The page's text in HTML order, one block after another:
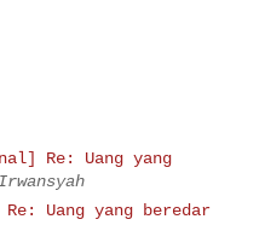
Re: Uang yang
Uang yang beredar